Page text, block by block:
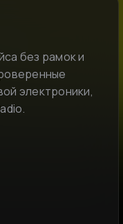
без рамок и
электроники,